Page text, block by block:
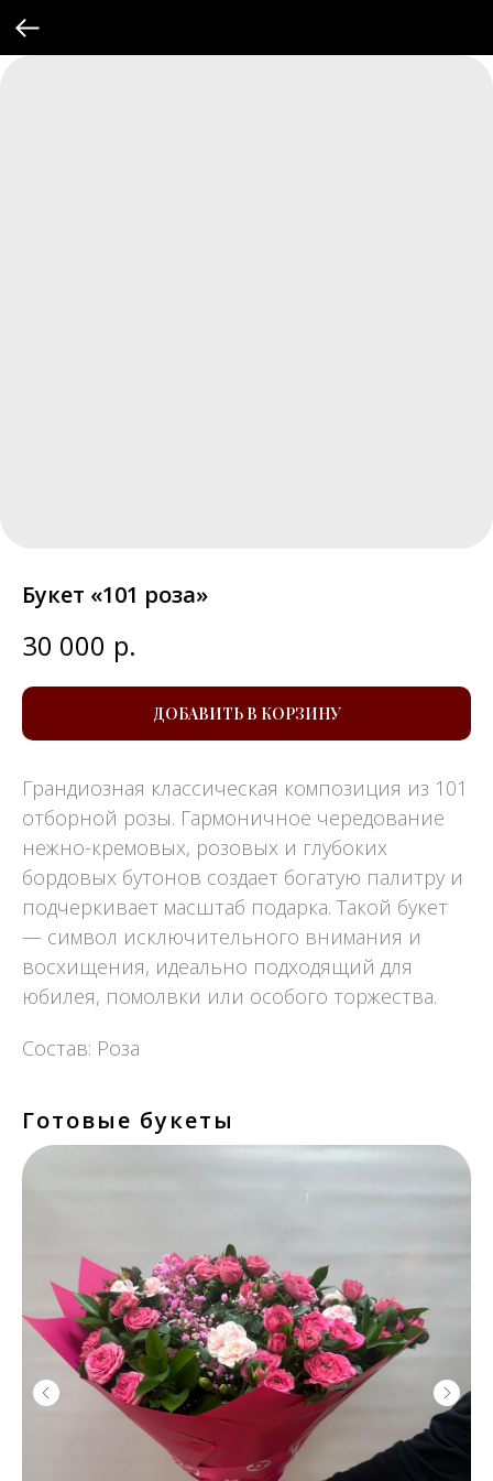
Букет «101 роза»
30 000 р.
ДОБАВИТЬ В КОРЗИНУ
Грандиозная классическая композиция из 101
отборной розы. Гармоничное чередование
нежно-кремовых, розовых и глубоких
бордовых бутонов создает богатую палитру и
подчеркивает масштаб подарка. Такой букет
— символ исключительного внимания и
восхищения, идеально подходящий для
юбилея, помолвки или особого торжества.
Состав: Роза
Готовые букеты